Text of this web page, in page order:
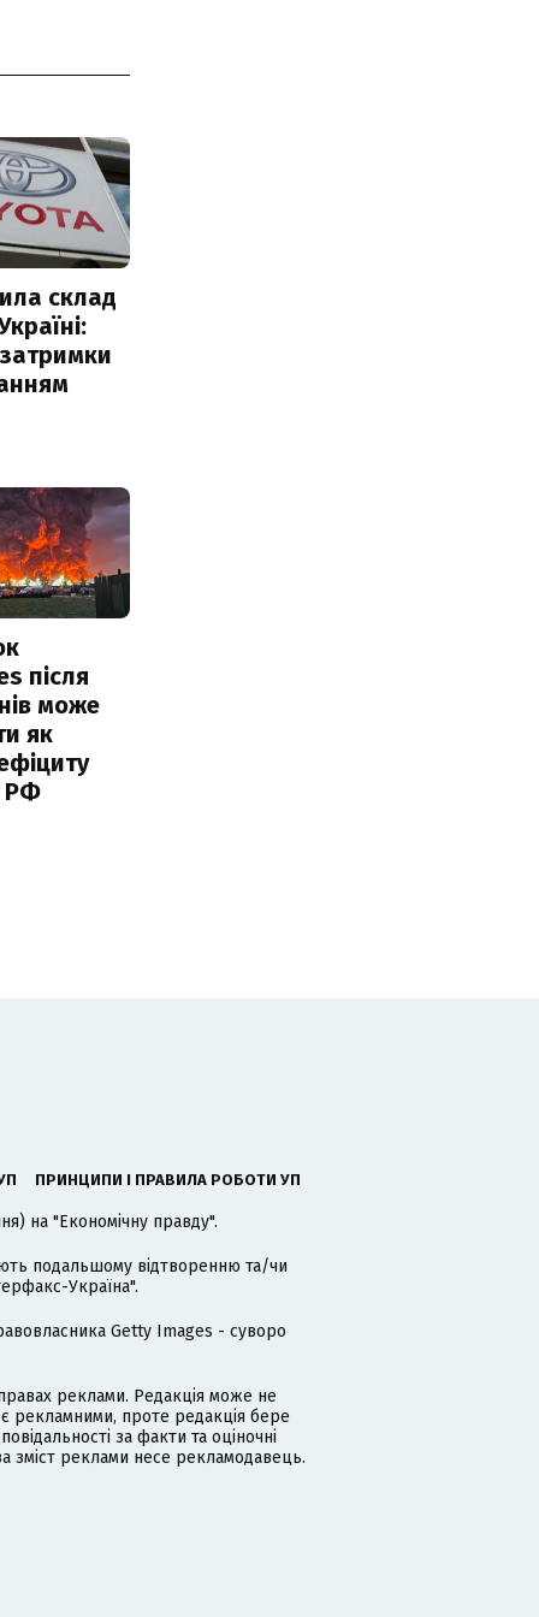
склад
після
може
як
РФ
ПРИНЦИПИ І ПРАВИЛА РОБОТИ УП
на "Економічну правду".
подальшому відтворенню та/чи
Україна".
Getty Images - суворо
реклами. Редакція може не
рекламними, проте редакція бере
за факти та оціночні
зміст реклами несе рекламодавець.